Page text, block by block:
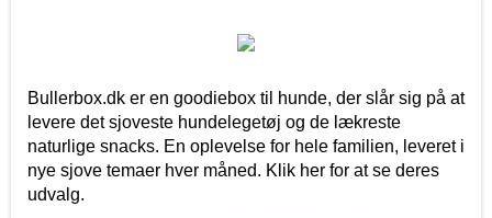
Bullerbox.dk er en goodiebox til hunde, der slår sig på at
levere det sjoveste hundelegetøj og de lækreste
naturlige snacks. En oplevelse for hele familien, leveret i
nye sjove temaer hver måned. Klik her for at se deres
udvalg.